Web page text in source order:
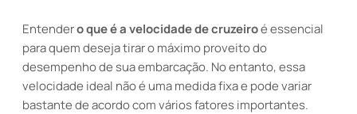
Entendero que é a velocidade de cruzeiroé essencial
para quem deseja tirar o máximo proveito do
desempenho de sua embarcação. No entanto, essa
velocidade ideal não é uma medida fixa e pode variar
bastante de acordo com vários fatores importantes.